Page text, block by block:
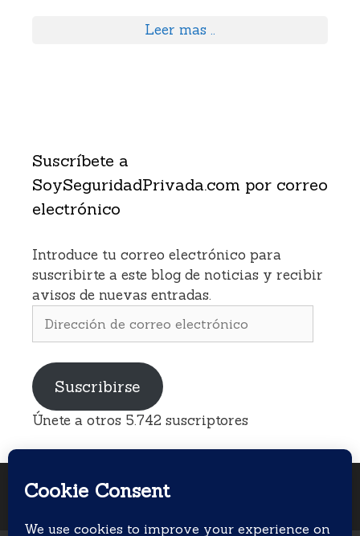
Leer mas ..
Suscríbete a
SoySeguridadPrivada.com por correo
electrónico
Introduce tu correo electrónico para
suscribirte a este blog de noticias y recibir
avisos de nuevas entradas.
de
electrónico
Suscribirse
Únete a otros 5.742 suscriptores
© 2026 Soy Seguridad Privada